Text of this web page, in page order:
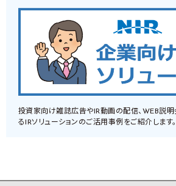
投資家向け雑誌広告やIR動画の配信、WEB説明
るIRソリューションのご活用事例をご紹介します。